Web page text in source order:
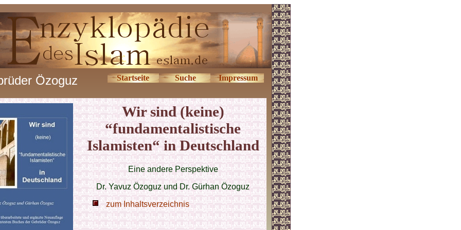
Özoguz Startseite Suche Impressum
Wir sind (keine)
“fundamentalistische
Islamisten“ in Deutschland
Eine andere Perspektive
Dr. Yavuz Özoguz und Dr. Gürhan Özoguz
zum Inhaltsverzeichnis